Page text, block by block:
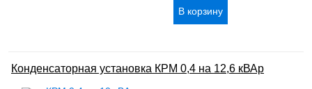
Конденсаторная установка КРМ 0,4 на 12,6 кВАр